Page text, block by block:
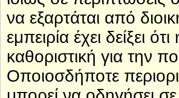
να εξαρτάται από
εμπειρία έχει δείξει
καθοριστική για την
Οποιοσδήποτε